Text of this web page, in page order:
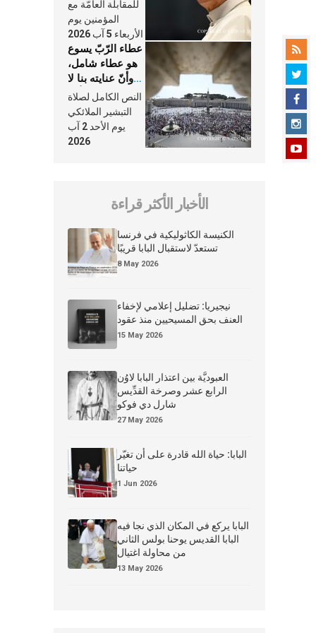
الكنيسة
للمقابلة العامّة مع
المؤمنين يوم
الأربعاء 5 آب 2026
عطاء الرّبّ يسوع
هو عطاء شامل،
وأنّ عنايته بنا لا
تغيب عنّا أبدًا
النص الكامل لصلاة
التبشير الملائكي
يوم الأحد 2 آب
2026
الأخبار الأكثر قراءة
الكنيسة الكاثوليكية في فرنسا
تستعدّ لاستقبال البابا قريبًا
8 May 2026
نيجيريا: تضليل إعلامي لإخفاء
العنف بحق المسيحيين منذ عقود
15 May 2026
العبوديَّة بين اعتذار البابا لاوُن
الرابع عشر وصرخة القدِّيس
شارل دي فوكو
27 May 2026
البابا: حياة الله قادرة على أن تغيّر
حياتنا
1 Jun 2026
البابا يركع في المكان الذي نجا فيه
البابا القديس يوحنا بولس الثاني
من محاولة اغتيال
13 May 2026